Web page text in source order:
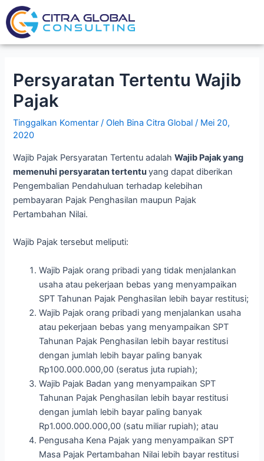
Lewati
ke
konten
Persyaratan Tertentu Wajib
Pajak
Tinggalkan Komentar / Oleh Bina Citra Global/ Mei 20,
2020
Wajib Pajak Persyaratan Tertentu adalahWajib Pajak yang
memenuhi persyaratan tertentuyang dapat diberikan
Pengembalian Pendahuluan terhadap kelebihan
pembayaran Pajak Penghasilan maupun Pajak
Pertambahan Nilai.
Wajib Pajak tersebut meliputi:
Wajib Pajak orang pribadi yang tidak menjalankan
usaha atau pekerjaan bebas yang menyampaikan
SPT Tahunan Pajak Penghasilan lebih bayar restitusi;
Wajib Pajak orang pribadi yang menjalankan usaha
atau pekerjaan bebas yang menyampaikan SPT
Tahunan Pajak Penghasilan lebih bayar restitusi
dengan jumlah lebih bayar paling banyak
Rp100.000.000,00 (seratus juta rupiah);
Wajib Pajak Badan yang menyampaikan SPT
Tahunan Pajak Penghasilan lebih bayar restitusi
dengan jumlah lebih bayar paling banyak
Rp1.000.000.000,00 (satu miliar rupiah); atau
Pengusaha Kena Pajak yang menyampaikan SPT
Masa Pajak Pertambahan Nilai lebih bayar restitusi
Post
navigation